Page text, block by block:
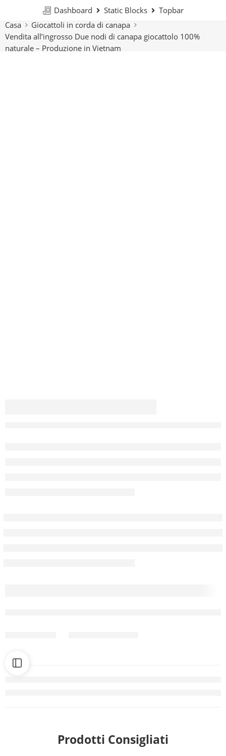
Dashboard Static Blocks
Topbar
Casa
Giocattoli in corda di canapa
Vendita all’ingrosso Due nodi di canapa giocattolo 100%
naturale – Produzione in Vietnam
Prodotti Consigliati